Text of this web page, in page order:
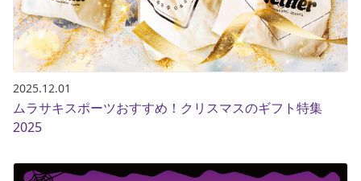
2025.12.01
ムラサキスポーツおすすめ！クリスマスのギフト特集
2025